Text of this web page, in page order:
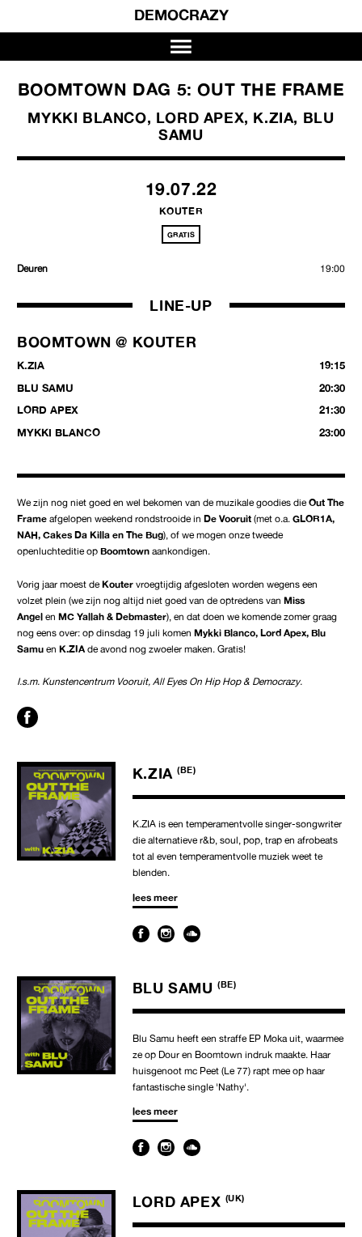
DEMOCRAZY
We zijn nog niet goed en wel bekomen van de muzikale goodies dieOut The
Frame afgelopen weekend rondstrooide in De Vooruit (met o.a. GLOR1A,
NAH, Cakes Da Killa en The Bug), of we mogen onze tweede
openluchteditie op Boomtown aankondigen.
Vorig jaar moest deKouter vroegtijdig afgesloten worden wegens een
volzet plein (we zijn nog altijd niet goed van de optredens van Miss
Angel en MC Yallah & Debmaster), en dat doen we komende zomer graag
nog eens over: op dinsdag 19 juli komen Mykki Blanco, Lord Apex, Blu
Samu en K.ZIA de avond nog zwoeler maken. Gratis!
I.s.m. Kunstencentrum Vooruit, All Eyes On Hip Hop & Democrazy.
K.ZIA (BE)
K.ZIA is een temperamentvolle singer-songwriter
die alternatieve r&b, soul, pop, trap en afrobeats
tot al even temperamentvolle muziek weet te
blenden.
lees meer
BLU SAMU (BE)
Blu Samu heeft een straffe EP Moka uit, waarmee
ze op Dour en Boomtown indruk maakte. Haar
huisgenoot mc Peet (Le 77) rapt mee op haar
fantastische single 'Nathy'.
lees meer
LORD APEX (UK)
BOOMTOWN DAG 5: OUT THE FRAME
MYKKI BLANCO, LORD APEX, K.ZIA, BLU
SAMU
19.07.22
KOUTER
GRATIS
Deuren 19:00
LINE-UP
BOOMTOWN @ KOUTER
K.ZIA
19:15
BLU SAMU
20:30
LORD APEX
21:30
MYKKI BLANCO
23:00